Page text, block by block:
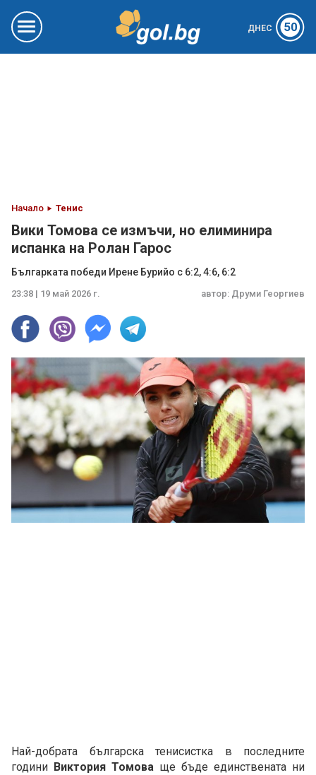
ДНЕС 50
Начало Тенис
Вики Томова се измъчи, но елиминира
испанка на Ролан Гарос
Българката победи Ирене Бурийо с 6:2, 4:6, 6:2
23:38 | 19 май 2026 г. автор: Друми Георгиев
Най-добрата българска тенисистка в последните
години Виктория Томова ще бъде единствената ни